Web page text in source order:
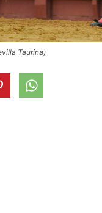
Taurina)